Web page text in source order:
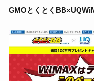
GMOとくとく